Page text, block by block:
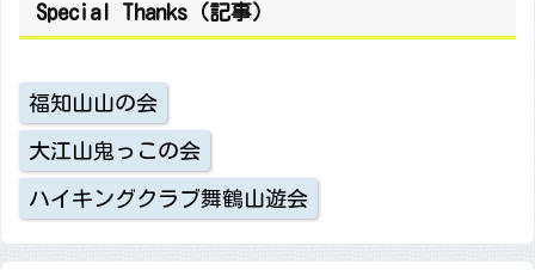
Special Thanks（記事）
福知山山の会
大江山鬼っこの会
ハイキングクラブ舞鶴山遊会